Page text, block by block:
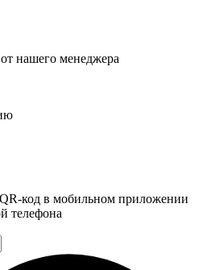
нашего менеджера
код в мобильном приложении
телефона